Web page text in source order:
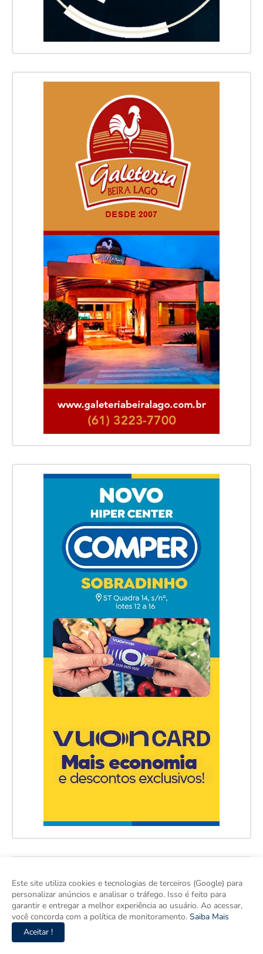
Este site utiliza cookies e tecnologias de terceiros (Google) para
personalizar anúncios e analisar o tráfego. Isso é feito para
garantir e entregar a melhor experiência ao usuário. Ao acessar,
você concorda com a política de monitoramento. Saiba Mais
Aceitar !